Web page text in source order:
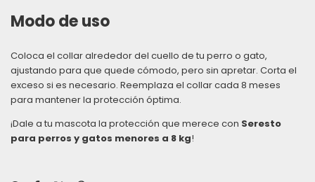
Modo de uso
Coloca el collar alrededor del cuello de tu perro o gato,
ajustando para que quede cómodo, pero sin apretar. Corta el
exceso si es necesario. Reemplaza el collar cada 8 meses
para mantener la protección óptima.
¡Dale a tu mascota la protección que merece con Seresto
para perros y gatos menores a 8 kg!